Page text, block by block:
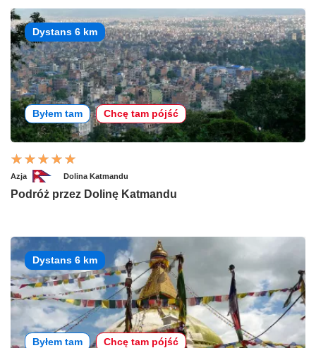
Dystans 6 km
Byłem tam Chcę tam pójść
Azja Dolina Katmandu
Podróż przez Dolinę Katmandu
Dystans 6 km
Byłem tam Chcę tam pójść